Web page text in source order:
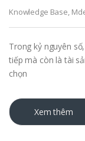
Knowledge Base,
Trong kỷ nguyên
tiếp mà còn là tài
chọn
Xem thêm